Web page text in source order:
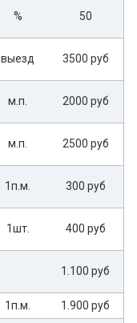
% 50
выезд 3500 руб
м.п. 2000 руб
м.п. 2500 руб
1п.м. 300 руб
1шт. 400 руб
1.100 руб
1п.м.
1.900 руб